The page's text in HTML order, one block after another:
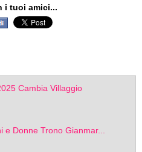
i tuoi amici...
Cambia Villaggio
e Donne Trono Gianmar...